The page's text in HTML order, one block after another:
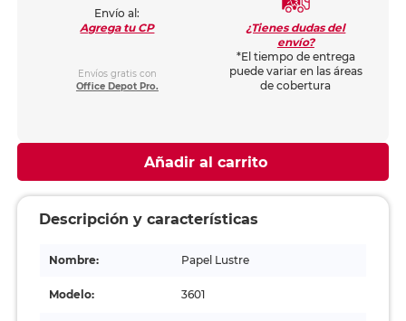
Envío al:
Agrega tu CP
Envíos gratis con
Office Depot Pro.
¿Tienes dudas del
envío?
*El tiempo de entrega
puede variar en las áreas
de cobertura
Añadir al carrito
Descripción y características
Nombre: Papel Lustre
Modelo: 3601